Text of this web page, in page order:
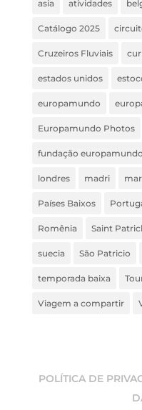
asia atividades
Catálogo 2025
Cruzeiros Fluviais
estados unidos
europamundo
Europamundo Photos
fundação europamundo
londres madri
Países Baixos
Romênia Saint
suecia São Patricio
temporada baixa
Viagem a compartir
POLÍTICA DE